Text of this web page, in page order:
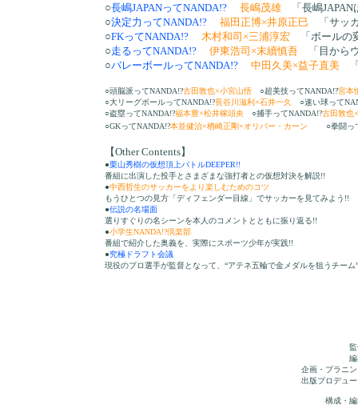
○長嶋JAPANってNANDA!? 長嶋茂雄
「長嶋
○決定力ってNANDA!? 福田正博×井原正巳
「サッ
○FKってNANDA!? 木村和司×三浦淳宏
「ボール
○走るってNANDA!? 伊東浩司×末續慎吾
「目から
○バレーボールってNANDA!? 中田久美×益子直美
○頭脳派ってNANDA!?古田敦也×小宮山悟 ○超美技ってNANDA!?宮本
○大リーグボールってNANDA!?長谷川滋利×石井一久
○速い球って
○盗塁ってNANDA!?福本豊×松井稼頭央 ○捕手ってNANDA!?古田敦也
○GKってNANDA!?本並健治×楢崎正剛×オリバー・カーン ○拳闘って
【Other Contents】
●栗山秀樹の仮想頂上バトルDEEPER!!
番組に出演した投手とさまざまな強打者との仮想対決を解説!!
●中西哲生のサッカーをより楽しむためのコツ
もうひとつの見方「ディフェンダー目線」でサッカーを見てみよう!!
●伝説の名場面
選りすぐりの名シーンを本人のコメントとともに振り返る!!
●小学生NANDA!?倶楽部
番組で紹介した奥義を、実際にスポーツ少年が実践!!
●究極ドラフト会議
現役のプロ選手が監督となって、“アテネ五輪で金メダルを狙うチーム
企画・プラニ
出版プロデュ
構成・